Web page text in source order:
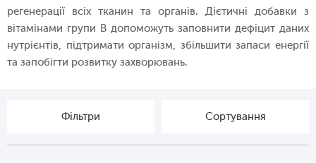
регенерації всіх тканин та органів. Дієтичні добавки з
вітамінами групи В допоможуть заповнити дефіцит даних
нутрієнтів, підтримати організм, збільшити запаси енергії
та запобігти розвитку захворювань.
Фільтри Сортування